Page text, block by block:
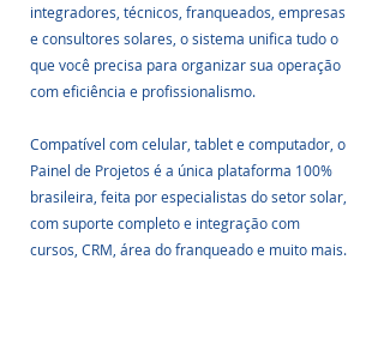
integradores, técnicos, franqueados, empresas
e consultores solares, o sistema unifica tudo o
que você precisa para organizar sua operação
com eficiência e profissionalismo.
Compatível com celular, tablet e computador, o
Painel de Projetos é a única plataforma 100%
brasileira, feita por especialistas do setor solar,
com suporte completo e integração com
cursos, CRM, área do franqueado e muito mais.